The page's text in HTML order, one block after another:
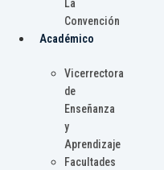
La
Convención
Académico
Vicerrectora
de
Enseñanza
y
Aprendizaje
Facultades